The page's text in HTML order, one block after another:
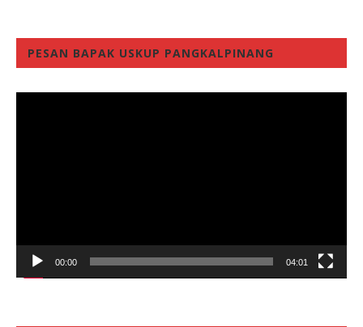
PESAN BAPAK USKUP PANGKALPINANG
00:00 04:01